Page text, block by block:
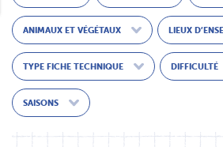
ANIMAUX ET VÉGÉTAUX LIEUX
TYPE FICHE TECHNIQUE DIFFICULTÉ
SAISONS